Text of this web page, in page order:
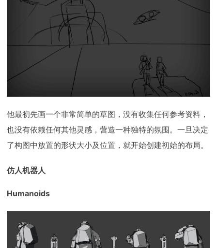
他最初先画一个非常简单的草图，没有收集任何参考资料，
也没有依赖任何其他灵感，营造一种独特的氛围。一旦决定
了构图中放置的形状大小及位置，就开始创建初始的布局。
仿人机器人
Humanoids